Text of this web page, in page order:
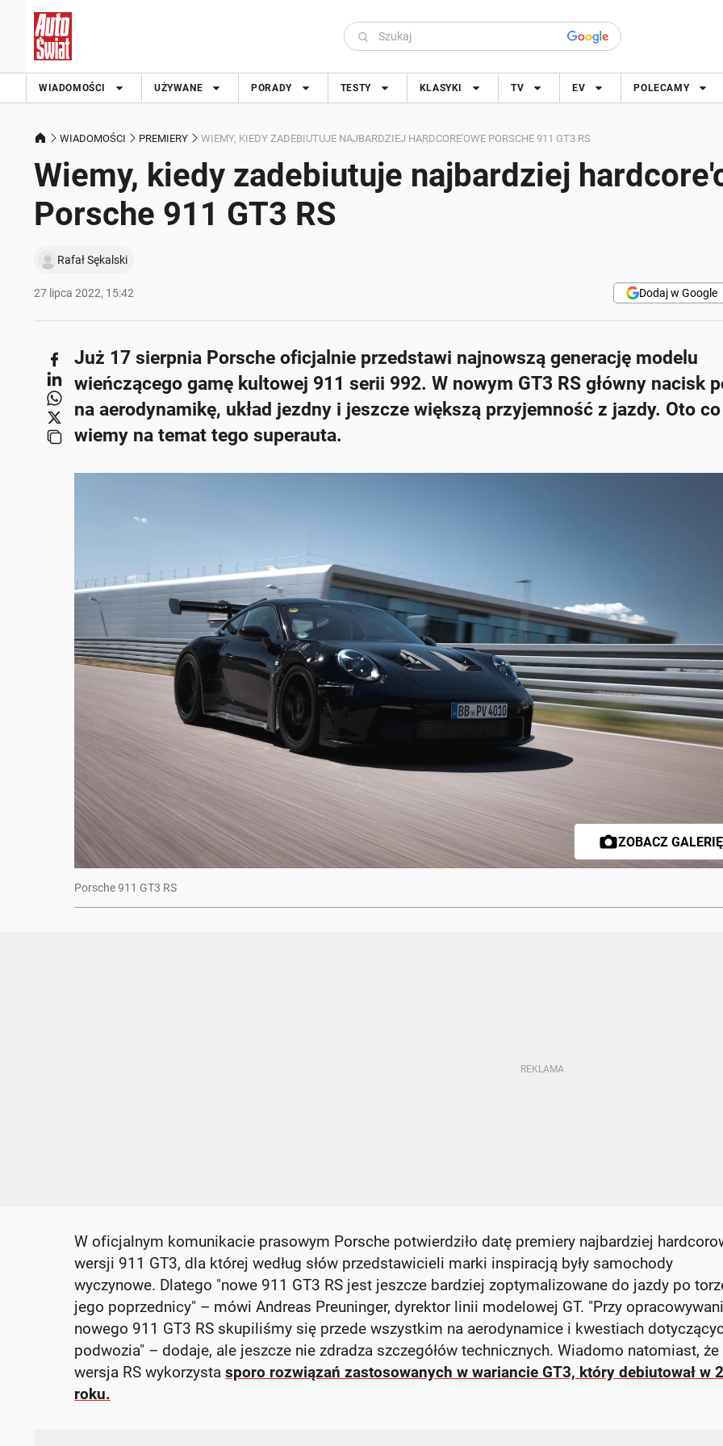
WIADOMOŚCI UŻYWANE PORADY TESTY KLASYKI TV EV POLECAMY
WIADOMOŚCI PREMIERY WIEMY, KIEDY ZADEBIUTUJE NAJBARDZIEJ HARDCORE'OWE PORSCHE 911 GT3 RS
Wiemy, kiedy zadebiutuje najbardziej
Porsche 911 GT3 RS
Rafał Sękalski
27 lipca 2022, 15:42 Dodaj w Google
Już 17 sierpnia Porsche oficjalnie przedstawi najnowszą generację modelu
wieńczącego gamę kultowej 911 serii 992. W nowym GT3 RS główny nacisk
na aerodynamikę, układ jezdny i jeszcze większą przyjemność z jazdy. Oto
wiemy na temat tego superauta.
ZOBACZ
Porsche 911 GT3 RS
W oficjalnym komunikacie prasowym Porsche potwierdziło datę premiery najbardziej
wersji 911 GT3, dla której według słów przedstawicieli marki inspiracją były samochody
wyczynowe. Dlatego "nowe 911 GT3 RS jest jeszcze bardziej zoptymalizowane do jazdy po
jego poprzednicy" – mówi Andreas Preuninger, dyrektor linii modelowej GT. "Przy
nowego 911 GT3 RS skupiliśmy się przede wszystkim na aerodynamice i kwestiach
podwozia" – dodaje, ale jeszcze nie zdradza szczegółów technicznych. Wiadomo natomiast, że
wersja RS wykorzysta sporo rozwiązań zastosowanych w wariancie GT3, który debiutował w
roku.